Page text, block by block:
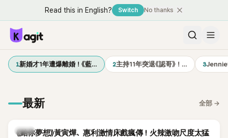
Read this in English? Switch No thanks
1新婚才1年遭爆離婚！《藍… 2主持11年突退《認哥》！… 3Jennie
最新 全部 →
韓劇
《給你夢想》黃寅燁、惠利激情床戲瘋傳！火辣激吻尺度太猛